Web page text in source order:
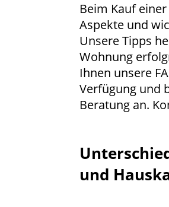
Beim Kauf
Aspekte und
Unsere Tipps
Wohnung
Ihnen unsere
Verfügung und
Beratung an.
und